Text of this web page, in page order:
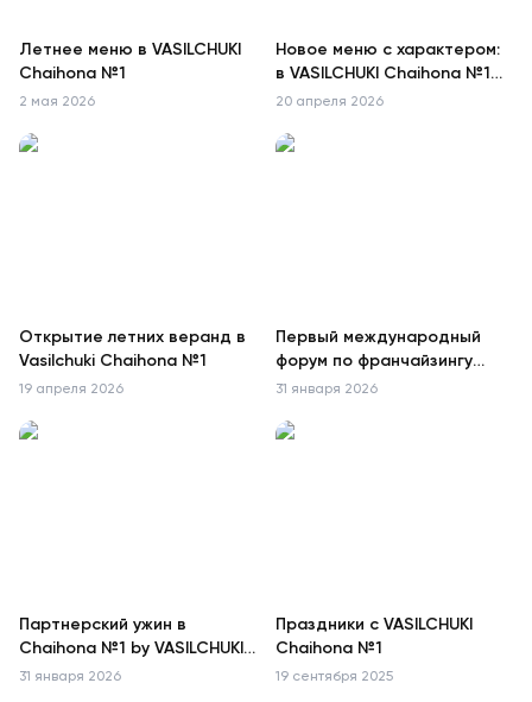
Летнее меню в VASILCHUKI
Chaihona №1
2 мая 2026
Новое меню с характером:
в VASILCHUKI Chaihona №1
запускаются блюда с
20 апреля 2026
Открытие летних веранд в
Vasilchuki Chaihona №1
19 апреля 2026
Первый международный
форум по франчайзингу
«Стратегия лидера»
31 января 2026
Партнерский ужин в
Chaihona №1 by VASILCHUKI
в «Три вокзала. Депо»
31 января 2026
Праздники с VASILCHUKI
Chaihona №1
19 сентября 2025